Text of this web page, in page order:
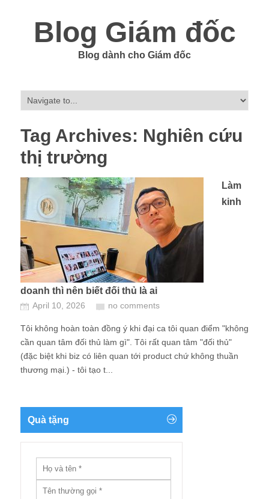
Blog Giám đốc
Blog dành cho Giám đốc
Tag Archives: Nghiên cứu
thị trường
Làm
kinh
doanh thì nên biết đối thủ là ai
April 10, 2026 no comments
Tôi không hoàn toàn đồng ý khi đại ca tôi quan điểm "không
cần quan tâm đối thủ làm gì". Tôi rất quan tâm "đối thủ"
(đặc biệt khi biz có liên quan tới product chứ không thuần
thương mại.) - tôi tạo t...
Quà tặng